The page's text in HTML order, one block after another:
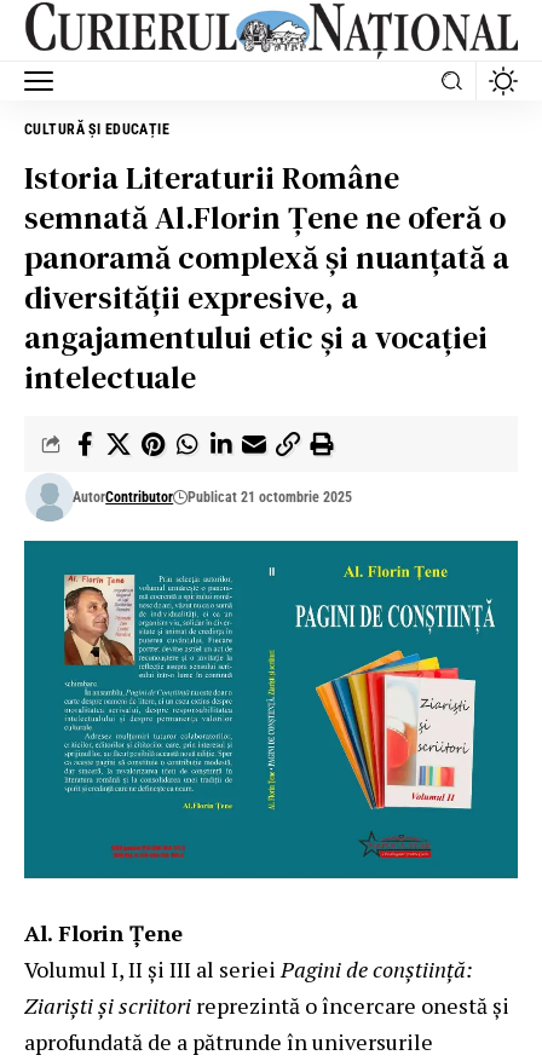
CULTURĂ ȘI EDUCAȚIE
Istoria Literaturii Române
semnată Al.Florin Țene ne oferă o
panoramă complexă și nuanțată a
diversității expresive, a
angajamentului etic și a vocației
intelectuale
AutorContributor Publicat 21 octombrie 2025
Al. Florin Țene
Volumul I, II și III al seriei Pagini de conștiință:
Ziariști și scriitori reprezintă o încercare onestă și
aprofundată de a pătrunde în universurile